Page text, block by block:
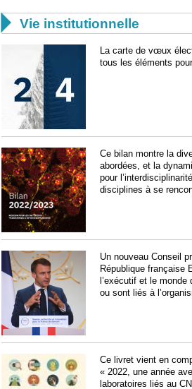
 Vie institutionnelle
La carte de vœux
tous les éléments
Ce bilan montre la
abordées, et la
pour
disciplines à se
Un nouveau Conseil
République française
l’exécutif et le
ou sont liés à
​Ce livret vient en
« 2022, une année
laboratoires liés au